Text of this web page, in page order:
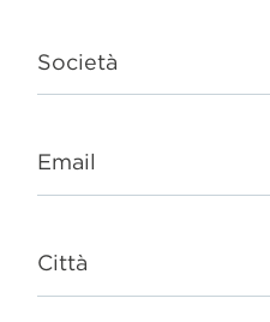
Società
Email
Città